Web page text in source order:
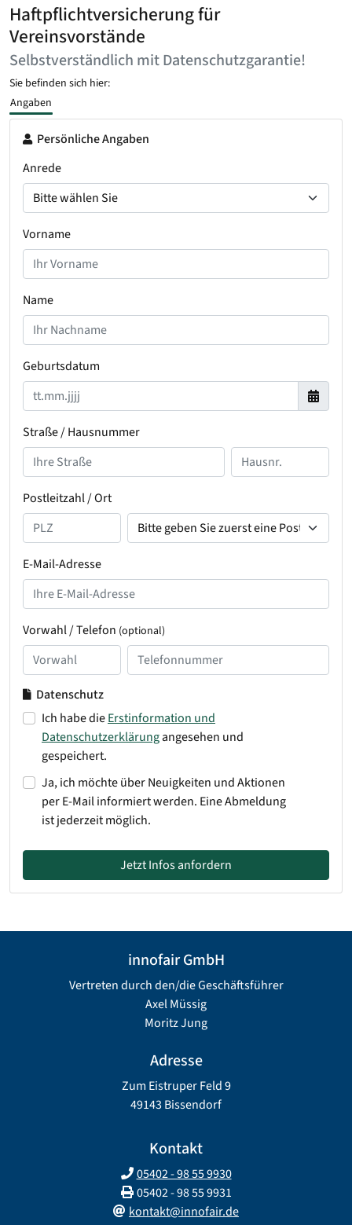
Haftpflichtversicherung für
Vereinsvorstände
Selbstverständlich mit Datenschutzgarantie!
Sie befinden sich hier:
Angaben
Persönliche Angaben
Anrede
Vorname
Name
Geburtsdatum
Straße / Hausnummer
Postleitzahl / Ort
E-Mail-Adresse
Vorwahl / Telefon (optional)
Datenschutz
Ich habe dieErstinformation und
Datenschutzerklärungangesehen und
gespeichert.
Ja, ich möchte über Neuigkeiten und Aktionen
per E-Mail informiert werden. Eine Abmeldung
ist jederzeit möglich.
Jetzt Infos anfordern
innofair GmbH
Vertreten durch den/die Geschäftsführer
Axel Müssig
Moritz Jung
Adresse
Zum Eistruper Feld 9
49143 Bissendorf
Kontakt
05402 - 98 55 9930
05402 - 98 55 9931
kontakt@innofair.de